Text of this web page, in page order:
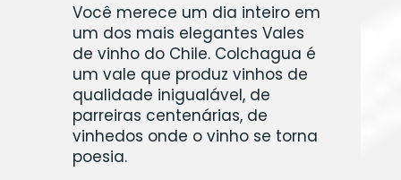
Você merece um dia inteiro em
um dos mais elegantes Vales
de vinho do Chile. Colchagua é
um vale que produz vinhos de
qualidade inigualável, de
parreiras centenárias, de
vinhedos onde o vinho se torna
poesia.